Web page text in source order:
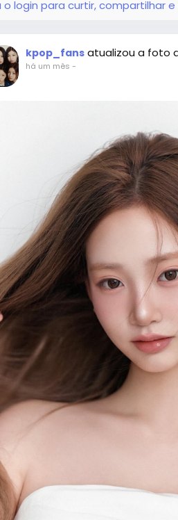
o login para curtir, compartilhar
kpop_fans atualizou a foto
há um mês -